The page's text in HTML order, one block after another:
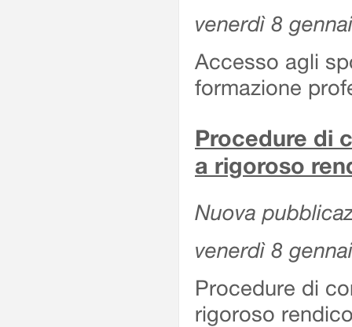
venerdì 8
Accesso agli
formazione
Procedure di
a rigoroso
Nuova
venerdì 8
Procedure di
rigoroso